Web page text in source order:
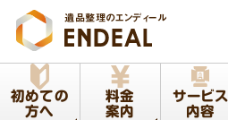
遺品整理のエンディール
初めての
方へ
料金
案内
サービス
内容